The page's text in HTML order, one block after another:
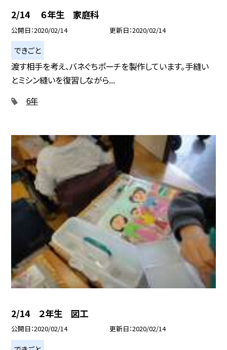
2/14 ６年生 家庭科
公開日 2020/02/14 更新日 2020/02/14
できごと
渡す相手を考え、バネぐちポーチを製作しています。手縫い
とミシン縫いを復習しながら...
6年
2/14 ２年生 図工
公開日 2020/02/14 更新日 2020/02/14